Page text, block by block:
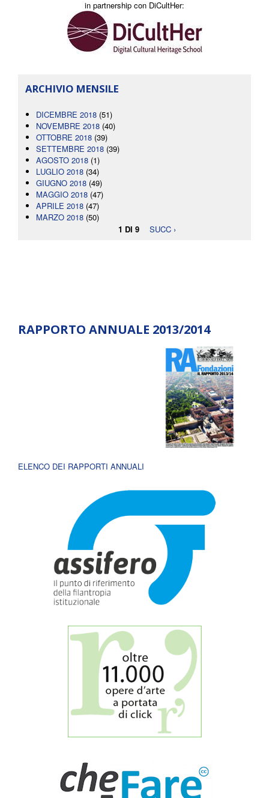
in partnership con DiCultHer:
ARCHIVIO MENSILE
DICEMBRE 2018 (51)
NOVEMBRE 2018 (40)
OTTOBRE 2018 (39)
SETTEMBRE 2018 (39)
AGOSTO 2018 (1)
LUGLIO 2018 (34)
GIUGNO 2018 (49)
MAGGIO 2018 (47)
APRILE 2018 (47)
MARZO 2018 (50)
1 DI 9
SUCC ›
RAPPORTO ANNUALE 2013/2014
ELENCO DEI RAPPORTI ANNUALI